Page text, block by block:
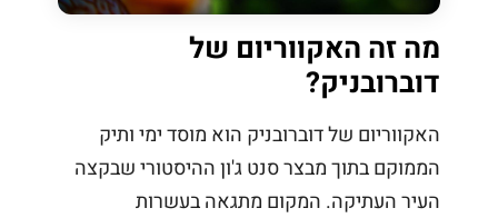
מה זה האקווריום של
דוברובניק?
האקווריום של דוברובניק הוא מוסד ימי ותיק
הממוקם בתוך מבצר סנט ג'ון ההיסטורי שבקצה
העיר העתיקה. המקום מתגאה בעשרות